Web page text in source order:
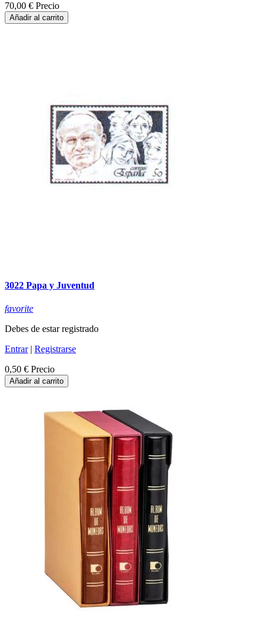
70,00 € Precio
Añadir al carrito
3022 Papa y Juventud
favorite
Debes de estar registrado
Entrar| Registrarse
0,50 € Precio
Añadir al carrito